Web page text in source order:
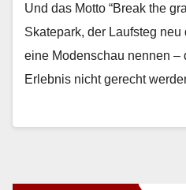
Und das Motto “Break the
Skatepark, der Laufsteg
eine Mod­en­schau nen­nen –
Erleb­nis nicht gerecht